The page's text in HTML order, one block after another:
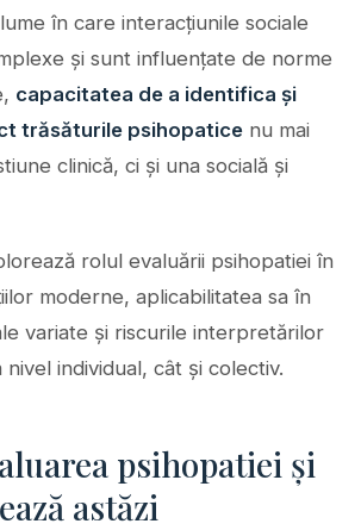
în care interacțiunile sociale
și sunt influențate de norme
capacitatea de a identifica și
trăsăturile psihopatice nu mai
clinică, ci și una socială și
rolul evaluării psihopatiei în
moderne, aplicabilitatea sa în
variate și riscurile interpretărilor
individual, cât și colectiv.
psihopatiei și
astăzi